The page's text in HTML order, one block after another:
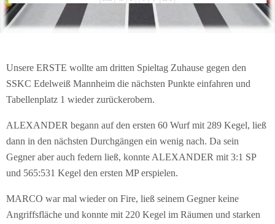
Unsere ERSTE wollte am dritten Spieltag Zuhause gegen den
SSKC Edelweiß Mannheim die nächsten Punkte einfahren und
Tabellenplatz 1 wieder zurückerobern.
ALEXANDER begann auf den ersten 60 Wurf mit 289 Kegel, ließ
dann in den nächsten Durchgängen ein wenig nach. Da sein
Gegner aber auch federn ließ, konnte ALEXANDER mit 3:1 SP
und 565:531 Kegel den ersten MP erspielen.
MARCO war mal wieder on Fire, ließ seinem Gegner keine
Angriffsfläche und konnte mit 220 Kegel im Räumen und starken